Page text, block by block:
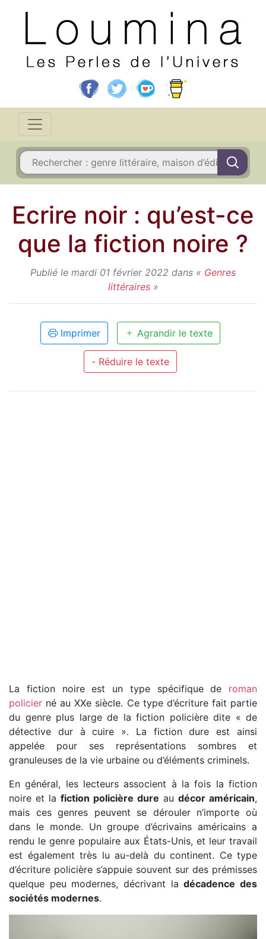
Ecrire noir : qu’est-ce
que la fiction noire ?
Publié le mardi 01 février 2022 dans « Genres
littéraires»
Imprimer Agrandir le texte
- Réduire le texte
La fiction noire est un type spécifique de roman
policier né au XXe siècle. Ce type d’écriture fait partie
du genre plus large de la fiction policière dite « de
détective dur à cuire ». La fiction dure est ainsi
appelée pour ses représentations sombres et
granuleuses de la vie urbaine ou d’éléments criminels.
En général, les lecteurs associent à la fois la fiction
noire et la fiction policière dure au décor américain,
mais ces genres peuvent se dérouler n’importe où
dans le monde. Un groupe d’écrivains américains a
rendu le genre populaire aux États-Unis, et leur travail
est également très lu au-delà du continent. Ce type
d’écriture policière s’appuie souvent sur des prémisses
quelque peu modernes, décrivant ladécadence des
sociétés modernes.